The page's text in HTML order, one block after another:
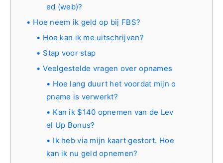
ed (web)?
Hoe neem ik geld op bij FBS?
Hoe kan ik me uitschrijven?
Stap voor stap
Veelgestelde vragen over opnames
Hoe lang duurt het voordat mijn o
pname is verwerkt?
Kan ik $140 opnemen van de Lev
el Up Bonus?
Ik heb via mijn kaart gestort. Hoe
kan ik nu geld opnemen?